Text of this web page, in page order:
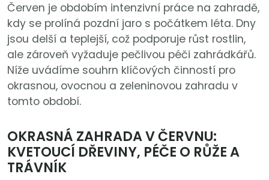
Červen je obdobím intenzivní práce na zahradě,
kdy se prolíná pozdní jaro s počátkem léta. Dny
jsou delší a teplejší, což podporuje růst rostlin,
ale zároveň vyžaduje pečlivou péči zahrádkářů.
Níže uvádíme souhrn klíčových činností pro
okrasnou, ovocnou a zeleninovou zahradu v
tomto období.
OKRASNÁ ZAHRADA V ČERVNU:
KVETOUCÍ DŘEVINY, PÉČE O RŮŽE A
TRÁVNÍK